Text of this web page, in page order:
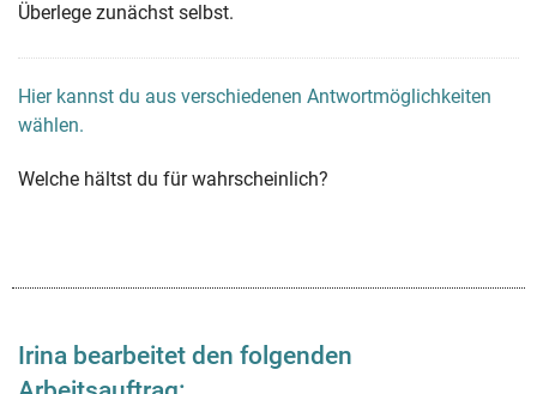
Überlege zunächst selbst.
Hier kannst du aus verschiedenen Antwortmöglichkeiten
wählen.
Welche hältst du für wahrscheinlich?
Irina bearbeitet den folgenden